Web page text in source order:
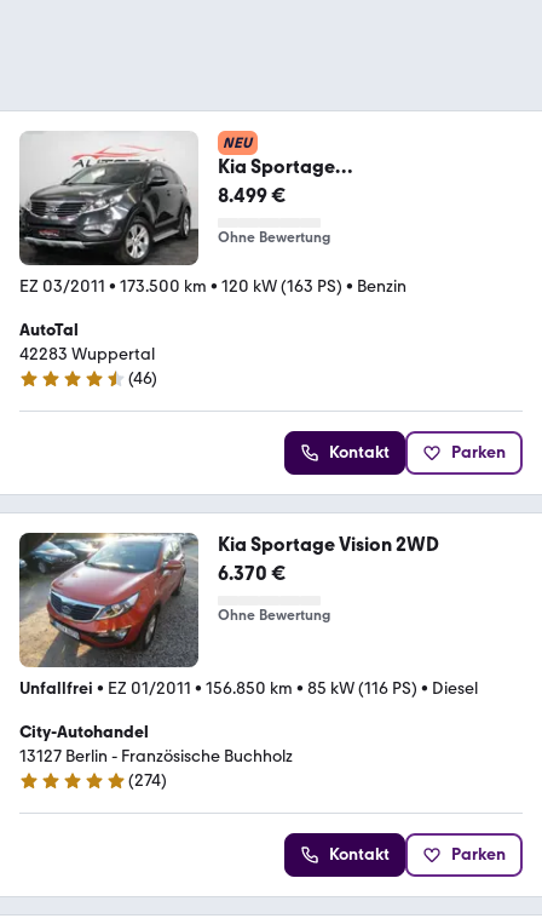
NEU
Kia Sportage
Vision*Automatik*PDC*LED*Xeno
8.499 €
Ohne Bewertung
EZ 03/2011 • 173.500 km • 120 kW (163 PS) • Benzin
AutoTal
42283 Wuppertal
4.6 Sterne
(46)
Kontakt Parken
Kia Sportage Vision 2WD
6.370 €
Ohne Bewertung
Unfallfrei • EZ 01/2011 • 156.850 km • 85 kW (116 PS) • Diesel
City-Autohandel
13127 Berlin - Französische Buchholz
4.8 Sterne
(274)
Kontakt Parken